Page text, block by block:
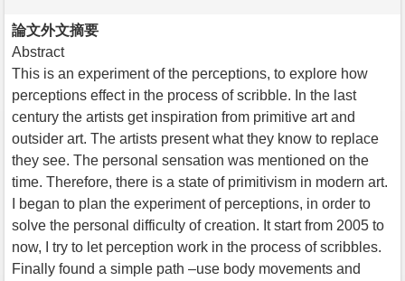
論文外文摘要
Abstract
This is an experiment of the perceptions, to explore how
perceptions effect in the process of scribble. In the last
century the artists get inspiration from primitive art and
outsider art. The artists present what they know to replace
they see. The personal sensation was mentioned on the
time. Therefore, there is a state of primitivism in modern art.
I began to plan the experiment of perceptions, in order to
solve the personal difficulty of creation. It start from 2005 to
now, I try to let perception work in the process of scribbles.
Finally found a simple path –use body movements and